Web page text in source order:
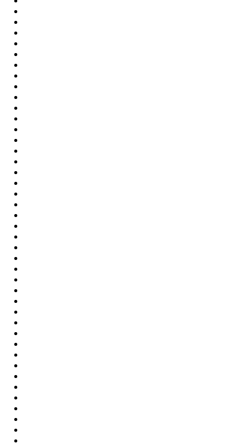
Archives
Categories